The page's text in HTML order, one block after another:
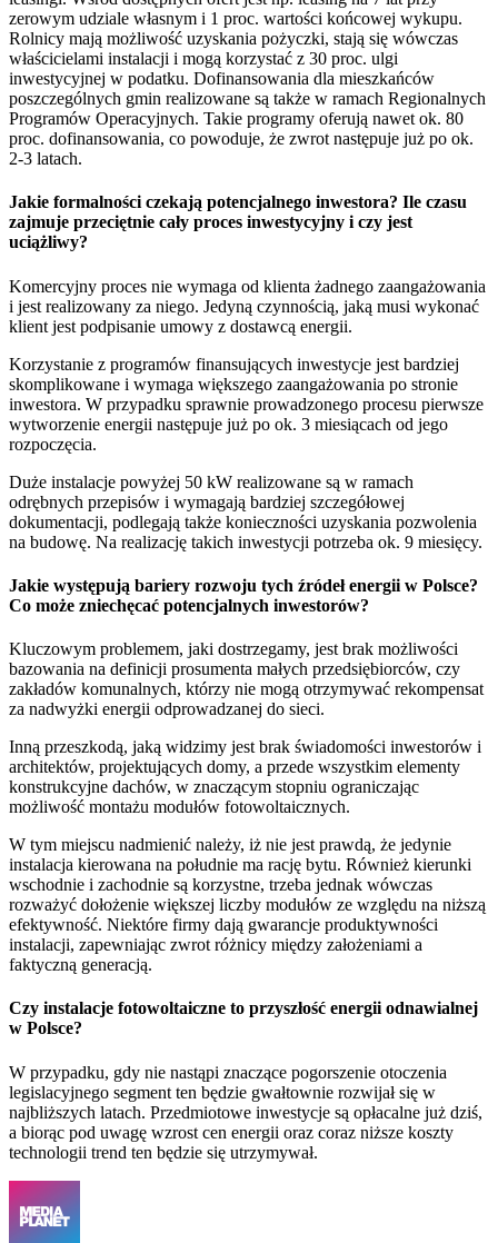
zerowym udziale własnym i 1 proc. wartości końcowej wykupu.
Rolnicy mają możliwość uzyskania pożyczki, stają się wówczas
właścicielami instalacji i mogą korzystać z 30 proc. ulgi
inwestycyjnej w podatku. Dofinansowania dla mieszkańców
poszczególnych gmin realizowane są także w ramach Regionalnych
Programów Operacyjnych. Takie programy oferują nawet ok. 80
proc. dofinansowania, co powoduje, że zwrot następuje już po ok.
2-3 latach.
Jakie formalności czekają potencjalnego inwestora? Ile czasu
zajmuje przeciętnie cały proces inwestycyjny i czy jest
uciążliwy?
Komercyjny proces nie wymaga od klienta żadnego zaangażowania
i jest realizowany za niego. Jedyną czynnością, jaką musi wykonać
klient jest podpisanie umowy z dostawcą energii.
Korzystanie z programów finansujących inwestycje jest bardziej
skomplikowane i wymaga większego zaangażowania po stronie
inwestora. W przypadku sprawnie prowadzonego procesu pierwsze
wytworzenie energii następuje już po ok. 3 miesiącach od jego
rozpoczęcia.
Duże instalacje powyżej 50 kW realizowane są w ramach
odrębnych przepisów i wymagają bardziej szczegółowej
dokumentacji, podlegają także konieczności uzyskania pozwolenia
na budowę. Na realizację takich inwestycji potrzeba ok. 9 miesięcy.
Jakie występują bariery rozwoju tych źródeł energii w Polsce?
Co może zniechęcać potencjalnych inwestorów?
Kluczowym problemem, jaki dostrzegamy, jest brak możliwości
bazowania na definicji prosumenta małych przedsiębiorców, czy
zakładów komunalnych, którzy nie mogą otrzymywać rekompensat
za nadwyżki energii odprowadzanej do sieci.
Inną przeszkodą, jaką widzimy jest brak świadomości inwestorów i
architektów, projektujących domy, a przede wszystkim elementy
konstrukcyjne dachów, w znaczącym stopniu ograniczając
możliwość montażu modułów fotowoltaicznych.
W tym miejscu nadmienić należy, iż nie jest prawdą, że jedynie
instalacja kierowana na południe ma rację bytu. Również kierunki
wschodnie i zachodnie są korzystne, trzeba jednak wówczas
rozważyć dołożenie większej liczby modułów ze względu na niższą
efektywność. Niektóre firmy dają gwarancje produktywności
instalacji, zapewniając zwrot różnicy między założeniami a
faktyczną generacją.
Czy instalacje fotowoltaiczne to przyszłość energii odnawialnej
w Polsce?
W przypadku, gdy nie nastąpi znaczące pogorszenie otoczenia
legislacyjnego segment ten będzie gwałtownie rozwijał się w
najbliższych latach. Przedmiotowe inwestycje są opłacalne już dziś,
a biorąc pod uwagę wzrost cen energii oraz coraz niższe koszty
technologii trend ten będzie się utrzymywał.